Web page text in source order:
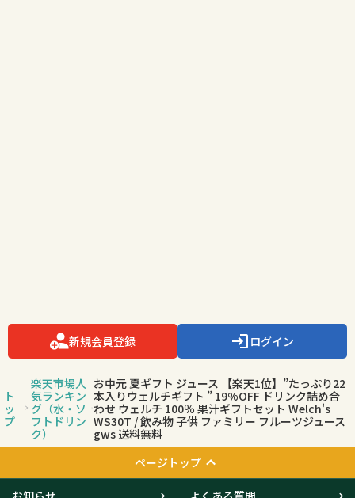
新規会員登録 ログイン
ト
ッ
プ
楽天市場人
気ランキン
グ（水・ソ
フトドリン
ク）
お中元 夏ギフト ジュース 【楽天1位】”たっぷり22
本入りウェルチギフト ” 19%OFF ドリンク詰め合
わせ ウェルチ 100％ 果汁ギフトセット Welch's
WS30T / 飲み物 子供 ファミリー フルーツジュース
gws 送料無料
ページトップ